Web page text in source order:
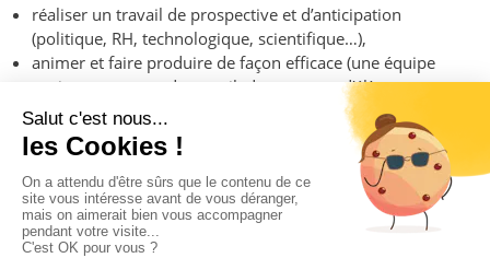
réaliser un travail de prospective et d’anticipation
(politique, RH, technologique, scientifique…),
animer et faire produire de façon efficace (une équipe
projet, un groupe de travail, des groupes d’élèves ou
d’étudiants…),
travailler efficacement en équipe.
Copyright © Potentialis 2019 - 2025